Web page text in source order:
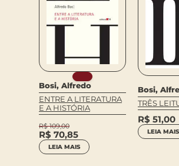
Bosi, Alfredo
ENTRE A LITERATURA
E A HISTÓRIA
R$109,00
R$ 70,85
LEIA MAIS
Bosi,
TRÊS
R$ 51,00
LEIA MAIS